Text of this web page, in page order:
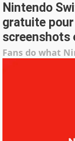
Nintendo
gratuite
screenshots
Fans do what